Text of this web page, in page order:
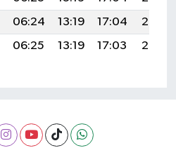
06:24 13:19 17:04
20:05
06:25 13:19 17:03 20:03